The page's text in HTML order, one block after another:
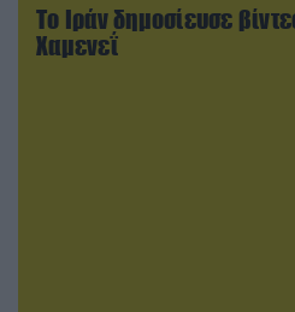
Το Ιράν δημοσίευσε
Χαμενεΐ